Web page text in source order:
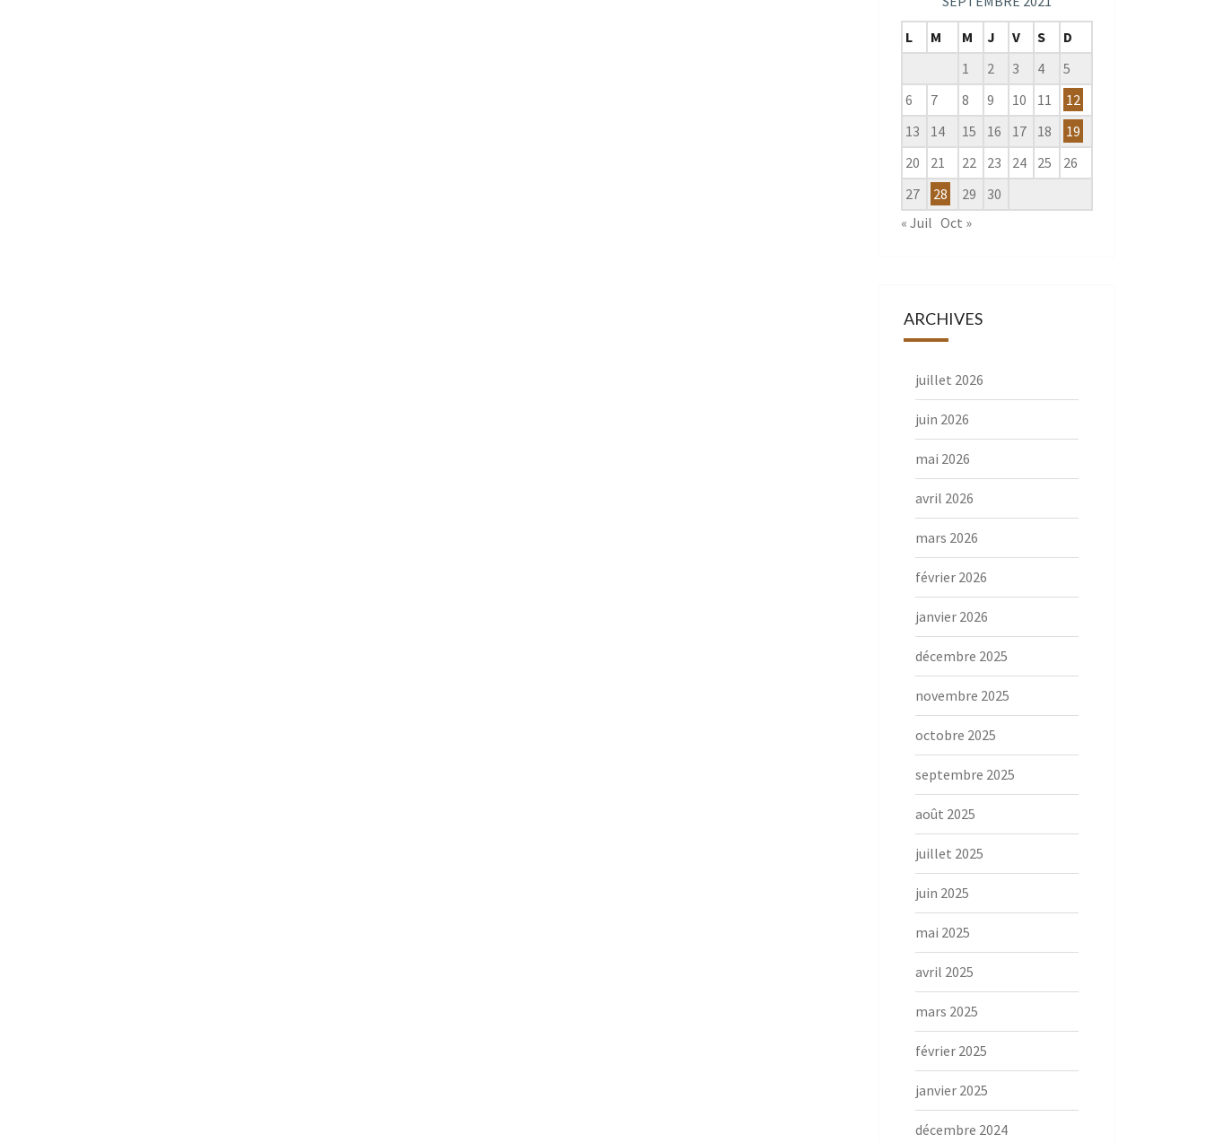
L
M M J V S
D
1
2 3 4
5
6
7 8 9 10 11
12
13
14 15 16 17 18
19
20
21 22 23 24 25
26
27
28 29
30
« Juil Oct »
ARCHIVES
juillet 2026
juin 2026
mai 2026
avril 2026
mars 2026
février 2026
janvier 2026
décembre 2025
novembre 2025
octobre 2025
septembre 2025
août 2025
juillet 2025
juin 2025
mai 2025
avril 2025
mars 2025
février 2025
janvier 2025
décembre 2024